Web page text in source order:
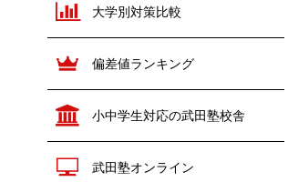
世界史
化学 物理
共通テスト対策
地理
化学 物理
地理
政治経済
化学 物理
大学別対策比較
偏差値ランキング
小中学生対応の武田塾校舎
武田塾オンライン